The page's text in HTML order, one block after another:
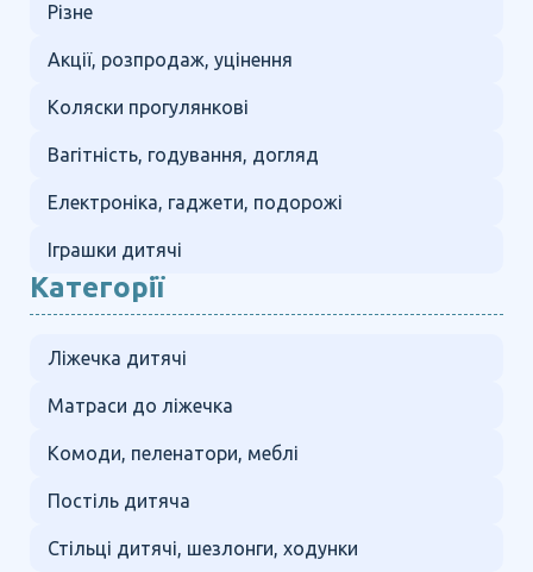
Різне
Акції, розпродаж, уцінення
Коляски прогулянкові
Вагітність, годування, догляд
Електроніка, гаджети, подорожі
Іграшки дитячі
Категорії
Ліжечка дитячі
Матраси до ліжечка
Комоди, пеленатори, меблі
Постіль дитяча
Стільці дитячі, шезлонги, ходунки